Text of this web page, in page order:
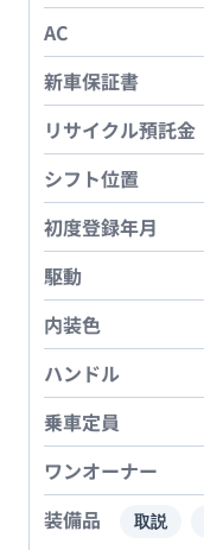
AC
新車保証書
リサイクル預託金
シフト位置
初度登録年月
駆動
内装色
ハンドル
乗車定員
ワンオーナー
装備品 取説